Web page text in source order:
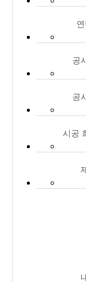
연
공
공
시공